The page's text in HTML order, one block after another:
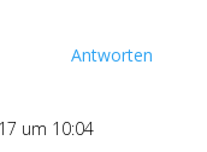
Antworten
um 10:04